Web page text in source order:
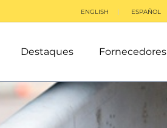
ENGLISH ESPAÑOL
Destaques Fornecedores